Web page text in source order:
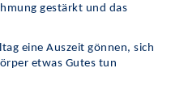
gestärkt und das
eine Auszeit gönnen, sich
etwas Gutes tun